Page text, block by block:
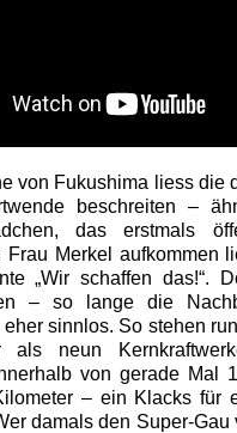
von Fukushima liess die
beschreiten –
das erstmals
Frau Merkel aufkommen
„Wir schaffen das!“.
– so lange die
sinnlos. So stehen
als neun
von gerade Mal
– ein Klacks für
damals den Super-Gau